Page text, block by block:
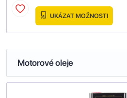
UKÁZAT MOŽNOSTI
Motorové oleje